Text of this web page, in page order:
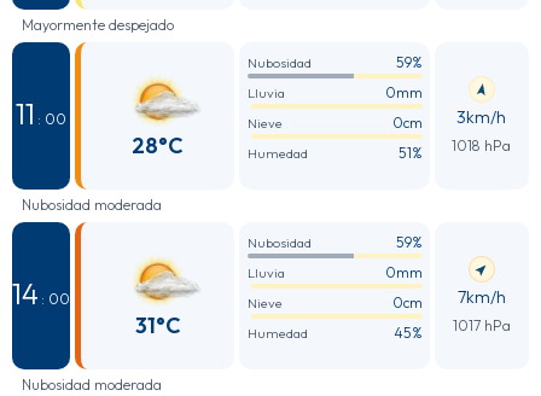
Mayormente despejado
11 : 00
28°C
Nubosidad 59%
Lluvia 0mm
Nieve 0cm
Humedad 51%
3km/h
1018 hPa
Nubosidad moderada
14 : 00
31°C
Nubosidad 59%
Lluvia 0mm
Nieve 0cm
Humedad 45%
7km/h
1017 hPa
Nubosidad moderada